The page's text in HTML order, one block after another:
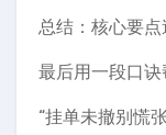
总结：核心要点
最后用一段口诀
“挂单未撤别慌